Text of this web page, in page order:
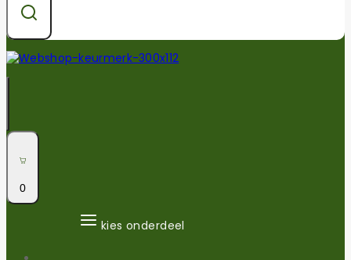
0
kies onderdeel